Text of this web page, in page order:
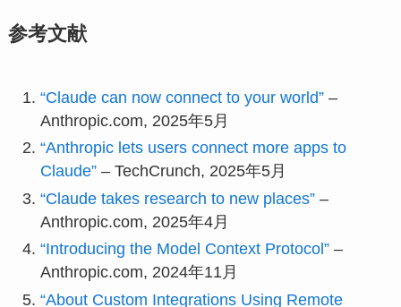
参考文献
“Claude can now connect to your world”–
Anthropic.com, 2025年5月
“Anthropic lets users connect more apps to
Claude”– TechCrunch, 2025年5月
“Claude takes research to new places”–
Anthropic.com, 2025年4月
“Introducing the Model Context Protocol”–
Anthropic.com, 2024年11月
“About Custom Integrations Using Remote